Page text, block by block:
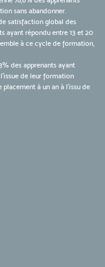
sans abandonner.
satisfaction global des
ayant répondu entre 13 et 20
à ce cycle de formation,
des apprenants ayant
de leur formation
à un an à l'issu de